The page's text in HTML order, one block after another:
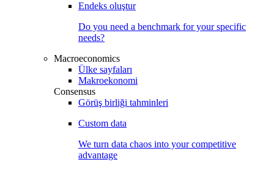
Endeks oluştur
Do you need a benchmark for your specific
needs?
Macroeconomics
Ülke sayfaları
Makroekonomi
Consensus
Görüş birliği tahminleri
Custom data
We turn data chaos into your competitive
advantage